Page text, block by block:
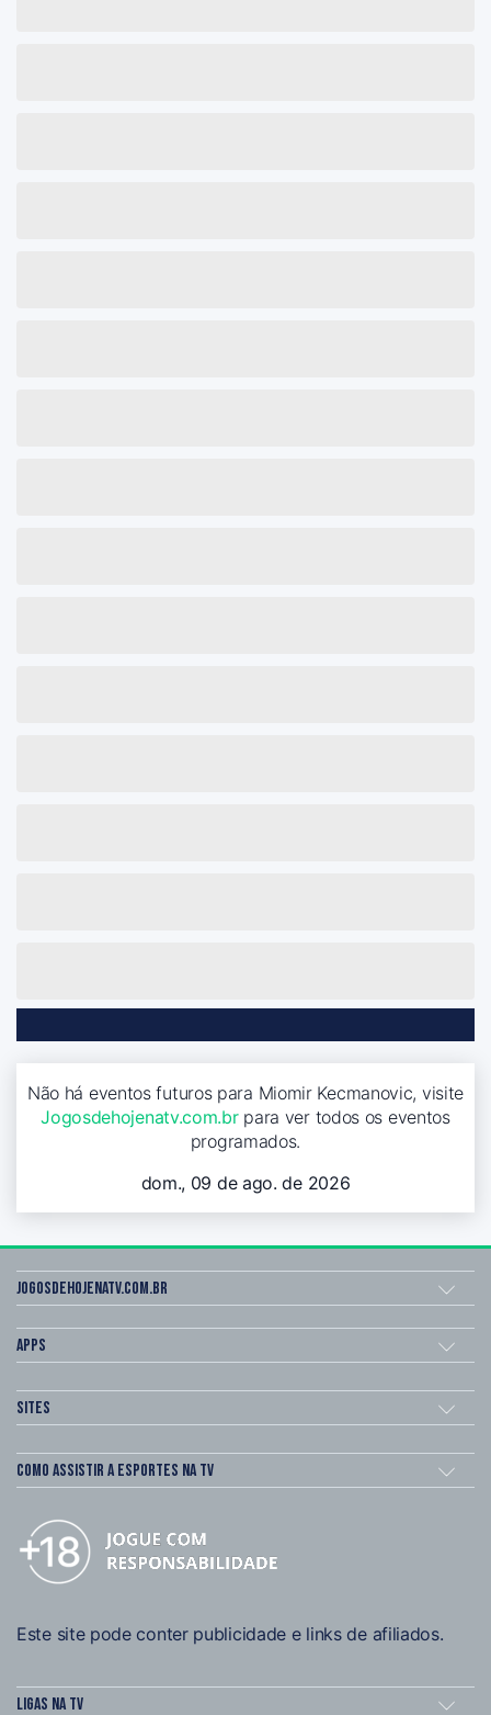
Não há eventos futuros para Miomir Kecmanovic, visite
Jogosdehojenatv.com.brpara ver todos os eventos
programados.
dom., 09 de ago. de 2026
Jogosdehojenatv.com.br
Apps
Sites
Como assistir a esportes na TV
Este site pode conter publicidade e links de afiliados.
Ligas na TV